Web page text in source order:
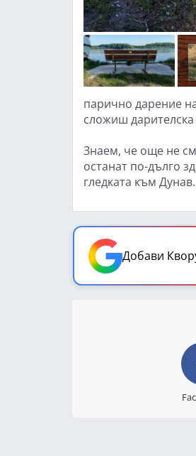
парично дарение
сложиш дарителска
Знаем, че още не
останат по-дълго
гледката към Дунав.
Добави